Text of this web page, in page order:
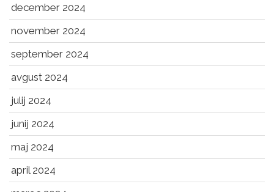
december 2024
november 2024
september 2024
avgust 2024
julij 2024
junij 2024
maj 2024
april 2024